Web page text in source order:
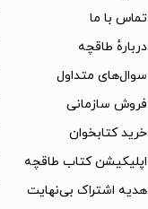
تماس با ما
دربارهٔ طاقچه
سوال‌های متداول
فروش سازمانی
خرید کتابخوان
اپلیکیشن کتاب طاقچه
هدیه اشتراک بی‌نهایت